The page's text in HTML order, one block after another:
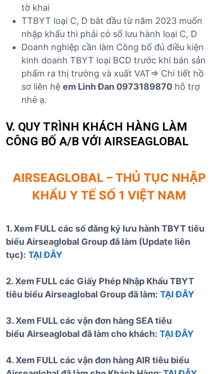
tờ khai
TTBYT loại C, D bắt đầu từ năm 2023 muốn
nhập khẩu thì phải có số lưu hành loại C, D
Doanh nghiệp cần làm Công bố đủ điều kiện
kinh doanh TBYT loại BCD trước khi bán sản
phẩm ra thị trường và xuất VAT=> Chi tiết hồ
sơ liên hệ em Linh Đan 0973189870 hỗ trợ
nhé ạ.
V. QUY TRÌNH KHÁCH HÀNG LÀM
CÔNG BỐ A/B VỚI AIRSEAGLOBAL
AIRSEAGLOBAL – THỦ TỤC NHẬP
KHẨU Y TẾ SỐ 1 VIỆT NAM
1. Xem FULL các số đăng ký lưu hành TBYT tiêu
biểu Airseaglobal Group đã làm (Update liên
tục): TẠI ĐÂY
2. Xem FULL các Giấy Phép Nhập Khẩu TBYT
tiêu biểu Airseaglobal Group đã làm: TẠI ĐÂY
3. Xem FULL các vận đơn hàng SEA tiêu
biểu Airseaglobal đã làm cho khách: TẠI ĐÂY
4. Xem FULL các vận đơn hàng AIR tiêu biểu